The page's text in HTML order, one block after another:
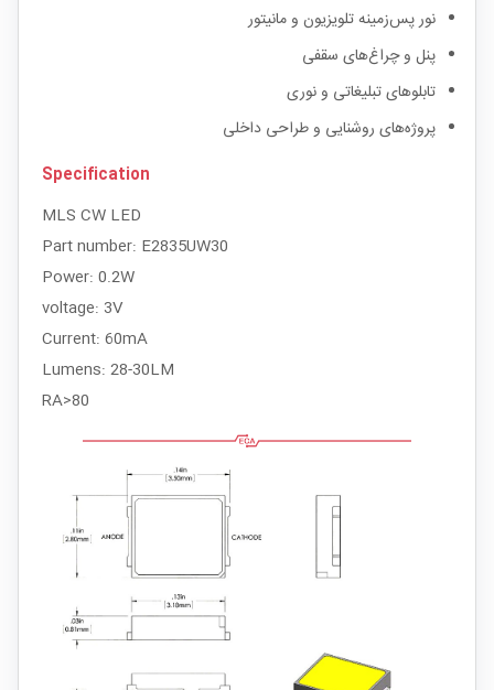
نور پس‌زمینه تلویزیون و مانیتور
پنل و چراغ‌های سقفی
تابلوهای تبلیغاتی و نوری
پروژه‌های روشنایی و طراحی داخلی
Specification
MLS CW LED
Part number: E2835UW30
Power: 0.2W
voltage: 3V
Current: 60mA
Lumens: 28-30LM
RA>80